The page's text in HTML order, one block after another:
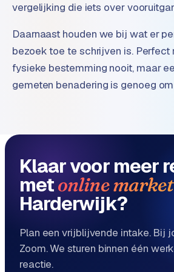
vergelijking die iets over
Daarnaast houden we bij wat er
bezoek toe te schrijven is. Perfect
fysieke bestemming nooit, maar
gemeten benadering is genoeg
Klaar voor meer
metonline
Harderwijk?
Plan een vrijblijvende intake. Bij
Zoom. We sturen binnen één
reactie.